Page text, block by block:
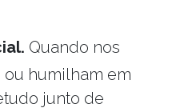
Quando nos
humilham em
junto de